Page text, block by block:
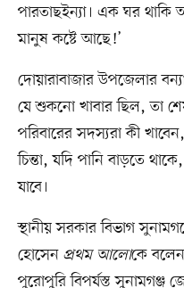
পারতাছইন্যা। এক ঘর থাকি
মানুষ কষ্টে আছে!’
দোয়ারাবাজার উপজেলার
যে শুকনো খাবার ছিল, তা
পরিবারের সদস্যরা কী
চিন্তা, যদি পানি বাড়তে
যাবে।
স্থানীয় সরকার বিভাগ
হোসেন প্রথম আলোকে
পুরোপুরি বিপর্যস্ত সুনামগঞ্জ